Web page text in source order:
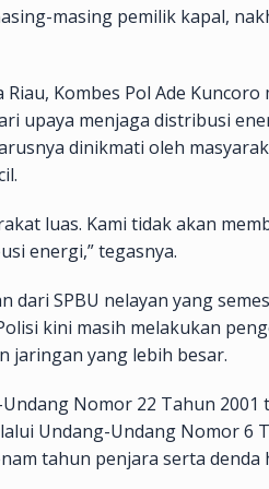
masing pemilik kapal,
Kombes Pol Ade Kuncoro
upaya menjaga distribusi
dinikmati oleh
luas. Kami tidak akan
energi,” tegasnya.
dari SPBU nelayan yang
kini masih melakukan
jaringan yang lebih besar.
Nomor 22 Tahun 2001
Undang-Undang Nomor 6
tahun penjara serta denda